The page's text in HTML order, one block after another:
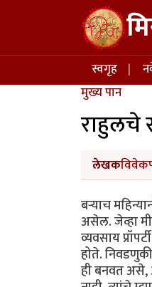
Skip to main content
Main
स्वगृह
मुख्य पान
राहुलचे
लेखक
बऱ्याच
असेल. जेव्हा
व्यवसाय
होते.
ही बनवत असे,